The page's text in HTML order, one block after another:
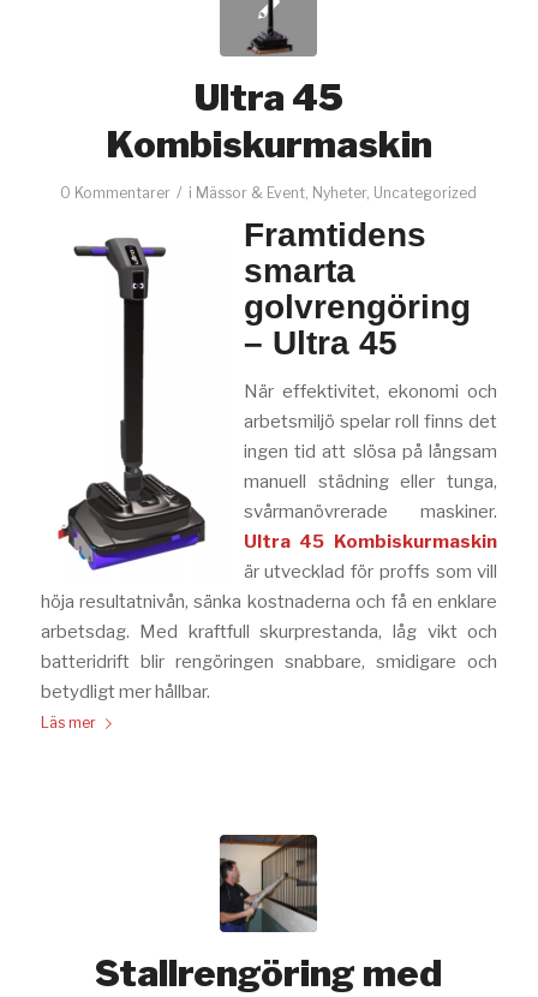
Ultra 45
Kombiskurmaskin
0 Kommentarer / i Mässor & Event, Nyheter, Uncategorized
Framtidens
smarta
golvrengöring
– Ultra 45
När effektivitet, ekonomi och
arbetsmiljö spelar roll finns det
ingen tid att slösa på långsam
manuell städning eller tunga,
svårmanövrerade maskiner.
Ultra 45 Kombiskurmaskin
är utvecklad för proffs som vill
höja resultatnivån, sänka kostnaderna och få en enklare
arbetsdag. Med kraftfull skurprestanda, låg vikt och
batteridrift blir rengöringen snabbare, smidigare och
betydligt mer hållbar.
Läs mer
Stallrengöring med